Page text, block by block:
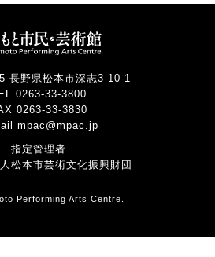
長野県松本市深志3-10-1
0263-33-3800
0263-33-3830
mpac@mpac.jp
指定管理者
松本市芸術文化振興財団
Performing Arts Centre.